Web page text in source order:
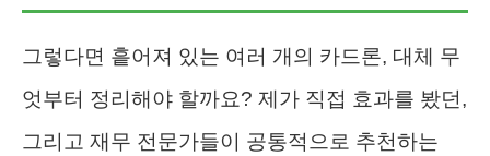
그렇다면 흩어져 있는 여러 개의 카드론, 대체 무
엇부터 정리해야 할까요? 제가 직접 효과를 봤던,
그리고 재무 전문가들이 공통적으로 추천하는